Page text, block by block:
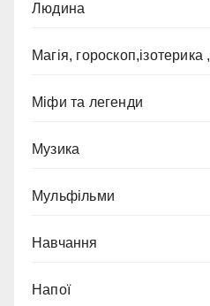
Людина
Магія, гороскоп,ізотерика
Міфи та легенди
Музика
Мульфільми
Навчання
Напої